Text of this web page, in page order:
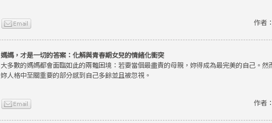
作者
媽媽，才是一切的答案：化解與青春期女兒的情緒化衝突
大多數的媽媽都會面臨如此的兩難困境：若要當個最盡責的母親，妳得成為最完美的自己。
妳人格中至關重要的部分感到自己多餘並且被忽視。
作者